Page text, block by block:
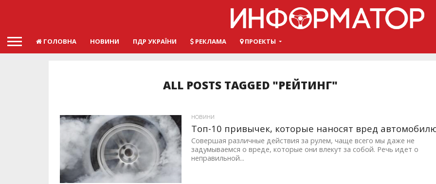
ГОЛОВНА НОВИНИ ПДР УКРАЇНИ РЕКЛАМА ПРОЕКТЫ
ALL POSTS TAGGED "РЕЙТИНГ"
НОВИНИ
Топ-10 привычек, которые наносят вред
Совершая различные действия за рулем, чаще всего мы даже не
задумываемся о вреде, которые они влекут за собой. Речь идет о
неправильной...